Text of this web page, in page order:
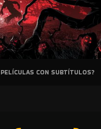
PELÍCULAS CON SUBTÍTULOS?